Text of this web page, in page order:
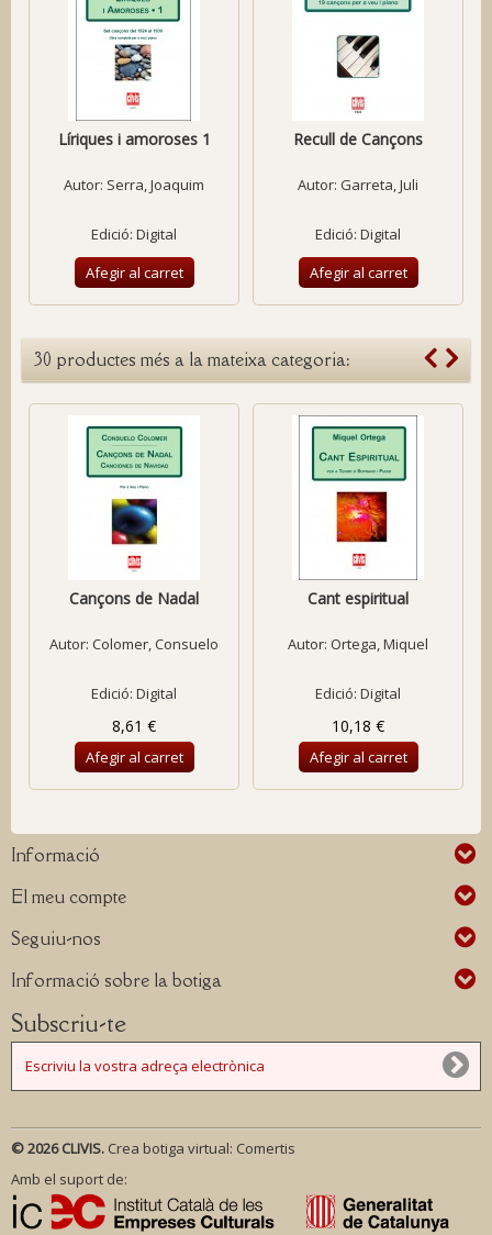
Líriques i amoroses 1
Autor: Serra, Joaquim
Edició: Digital
Afegir al carret
Recull de Cançons
Autor: Garreta, Juli
Edició: Digital
Afegir al carret
30 productes més a la mateixa categoria:
Cançons de Nadal
Autor: Colomer, Consuelo
Edició: Digital
8,61 €
Afegir al carret
Cant espiritual
Autor: Ortega, Miquel
Edició: Digital
10,18 €
Afegir al carret
Informació
El meu compte
Seguiu-nos
Informació sobre la botiga
Subscriu-te
© 2026 CLIVIS. Crea botiga virtual: Comertis
Amb el suport de: